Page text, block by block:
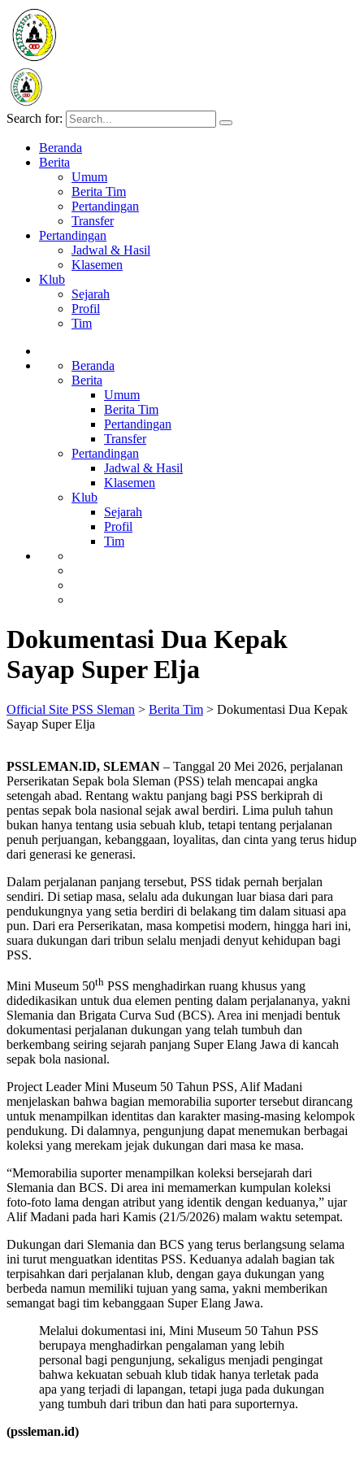
Search for:
Beranda
Berita
Umum
Berita Tim
Pertandingan
Transfer
Pertandingan
Jadwal & Hasil
Klasemen
Klub
Sejarah
Profil
Tim
Beranda
Berita
Umum
Berita Tim
Pertandingan
Transfer
Pertandingan
Jadwal & Hasil
Klasemen
Klub
Sejarah
Profil
Tim
Dokumentasi Dua Kepak
Sayap Super Elja
Official Site PSS Sleman > Berita Tim > Dokumentasi Dua Kepak
Sayap Super Elja
PSSLEMAN.ID, SLEMAN – Tanggal 20 Mei 2026, perjalanan
Perserikatan Sepak bola Sleman (PSS) telah mencapai angka
setengah abad. Rentang waktu panjang bagi PSS berkiprah di
pentas sepak bola nasional sejak awal berdiri. Lima puluh tahun
bukan hanya tentang usia sebuah klub, tetapi tentang perjalanan
penuh perjuangan, kebanggaan, loyalitas, dan cinta yang terus hidup
dari generasi ke generasi.
Dalam perjalanan panjang tersebut, PSS tidak pernah berjalan
sendiri. Di setiap masa, selalu ada dukungan luar biasa dari para
pendukungnya yang setia berdiri di belakang tim dalam situasi apa
pun. Dari era Perserikatan, masa kompetisi modern, hingga hari ini,
suara dukungan dari tribun selalu menjadi denyut kehidupan bagi
PSS.
Mini Museum 50th PSS menghadirkan ruang khusus yang
didedikasikan untuk dua elemen penting dalam perjalananya, yakni
Slemania dan Brigata Curva Sud (BCS). Area ini menjadi bentuk
dokumentasi perjalanan dukungan yang telah tumbuh dan
berkembang seiring sejarah panjang Super Elang Jawa di kancah
sepak bola nasional.
Project Leader Mini Museum 50 Tahun PSS, Alif Madani
menjelaskan bahwa bagian memorabilia suporter tersebut dirancang
untuk menampilkan identitas dan karakter masing-masing kelompok
pendukung. Di dalamnya, pengunjung dapat menemukan berbagai
koleksi yang merekam jejak dukungan dari masa ke masa.
“Memorabilia suporter menampilkan koleksi bersejarah dari
Slemania dan BCS. Di area ini memamerkan kumpulan koleksi
foto-foto lama dengan atribut yang identik dengan keduanya,” ujar
Alif Madani pada hari Kamis (21/5/2026) malam waktu setempat.
Dukungan dari Slemania dan BCS yang terus berlangsung selama
ini turut menguatkan identitas PSS. Keduanya adalah bagian tak
terpisahkan dari perjalanan klub, dengan gaya dukungan yang
berbeda namun memiliki tujuan yang sama, yakni memberikan
semangat bagi tim kebanggaan Super Elang Jawa.
Melalui dokumentasi ini, Mini Museum 50 Tahun PSS
berupaya menghadirkan pengalaman yang lebih
personal bagi pengunjung, sekaligus menjadi pengingat
bahwa kekuatan sebuah klub tidak hanya terletak pada
apa yang terjadi di lapangan, tetapi juga pada dukungan
yang tumbuh dari tribun dan hati para suporternya.
(pssleman.id)